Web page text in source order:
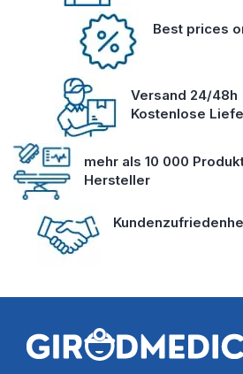
Best prices
Versand 24/48h
Kostenlose
mehr als 10 000
Hersteller